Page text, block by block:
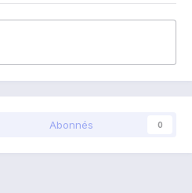
Abonnés 0